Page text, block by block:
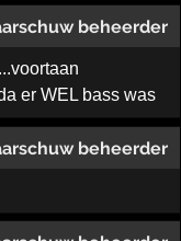
er WEL bass was